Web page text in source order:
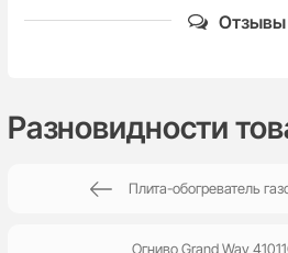
Ширина лезвия, мм:
Поверхность лезвия:
Материал рукоятки:
Отзывы
Разновидности
Плита-обогреватель
Огниво Grand Way